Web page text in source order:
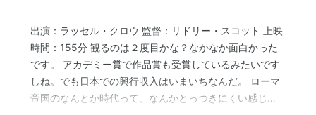
Amazon.co.jp
グラディエーターとは、古代ローマ帝国時代
の大衆への見世物として、巨大コロシアムで
出演：ラッセル・クロウ 監督：リドリー・スコット 上映
時間：155分 観るのは２度目かな？なかなか面白かった
です。 アカデミー賞で作品賞も受賞しているみたいです
しね。でも日本での興行収入はいまいちなんだ。 ローマ
帝国のなんとか時代って、なんかとっつきにくい感じは